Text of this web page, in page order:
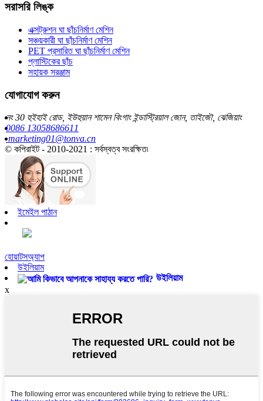
সরাসরি লিঙ্ক
এক্সট্রুশন ঘা ছাঁচনির্মাণ মেশিন
সঞ্চয়কারী ঘা ছাঁচনির্মাণ মেশিন
PET প্রসারিত ঘা ছাঁচনির্মাণ মেশিন
প্লাস্টিকের ছাঁচ
সহায়ক সরঞ্জাম
যোগাযোগ করুন
নং 30 হুইহাই রোড, ইউহুয়ান শামেন বিংগাং ইন্ডাস্ট্রিয়াল জোন, তাইজৌ, ঝেজিয়াং
0086 13058686611
marketing01@tonva.cn
© কপিরাইট - 2010-2021 : সর্বস্বত্ব সংরক্ষিত৷
ইমেইল পাঠান
হোয়াটসঅ্যাপ
উইলিয়াম
উইলিয়াম
x